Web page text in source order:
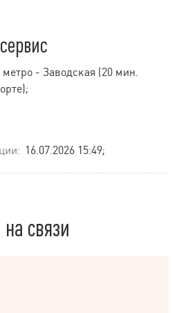
метро - Заводская (20 мин.
16.07.2026 15:49;
связи